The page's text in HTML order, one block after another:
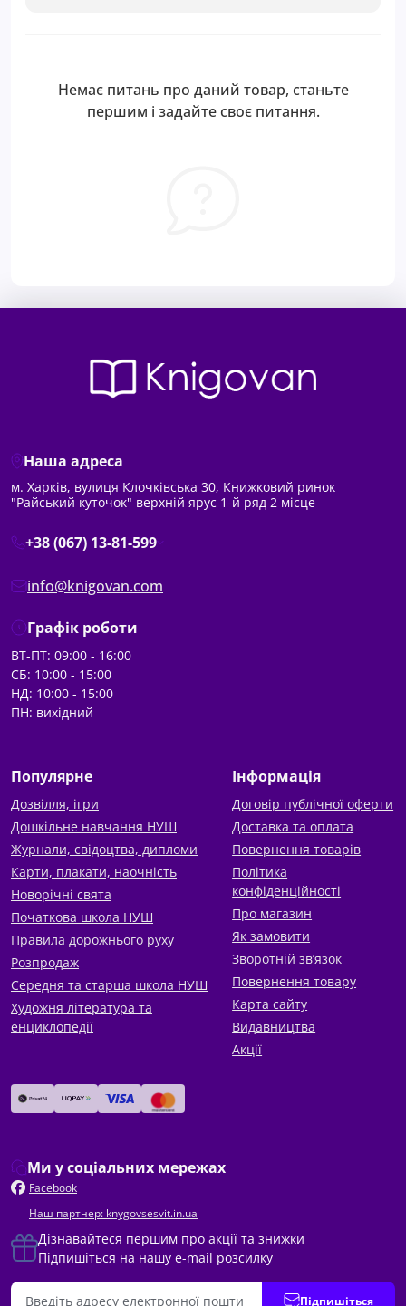
Немає питань про даний товар, станьте
першим і задайте своє питання.
Наша адреса
м. Харків, вулиця Клочківська 30, Книжковий ринок
"Райський куточок" верхній ярус 1-й ряд 2 місце
+38 (067) 13-81-599
info@knigovan.com
Графік роботи
ВТ-ПТ: 09:00 - 16:00
СБ: 10:00 - 15:00
НД: 10:00 - 15:00
ПН: вихідний
Популярне
Дозвілля, ігри
Дошкільне навчання НУШ
Журнали, свідоцтва, дипломи
Карти, плакати, наочність
Новорічні свята
Початкова школа НУШ
Правила дорожнього руху
Розпродаж
Середня та старша школа НУШ
Художня література та
енциклопедії
Інформація
Договір публічної оферти
Доставка та оплата
Повернення товарів
Політика
конфіденційності
Про магазин
Як замовити
Зворотній зв’язок
Повернення товару
Карта сайту
Видавництва
Акції
Ми у соціальних мережах
Facebook
Наш партнер: knygovsesvit.in.ua
Дізнавайтеся першим про акції та знижки
Підпишіться на нашу e-mail розсилку
Підпишіться